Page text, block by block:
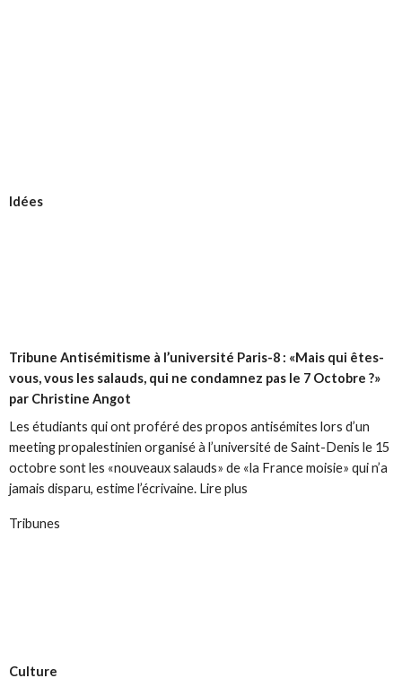
Idées
Tribune Antisémitisme à l’université Paris-8 : «Mais qui êtes-
vous, vous les salauds, qui ne condamnez pas le 7 Octobre ?»
par Christine Angot
Les étudiants qui ont proféré des propos antisémites lors d’un
meeting propalestinien organisé à l’université de Saint-Denis le 15
octobre sont les «nouveaux salauds» de «la France moisie» qui n’a
jamais disparu, estime l’écrivaine. Lire plus
Tribunes
Culture